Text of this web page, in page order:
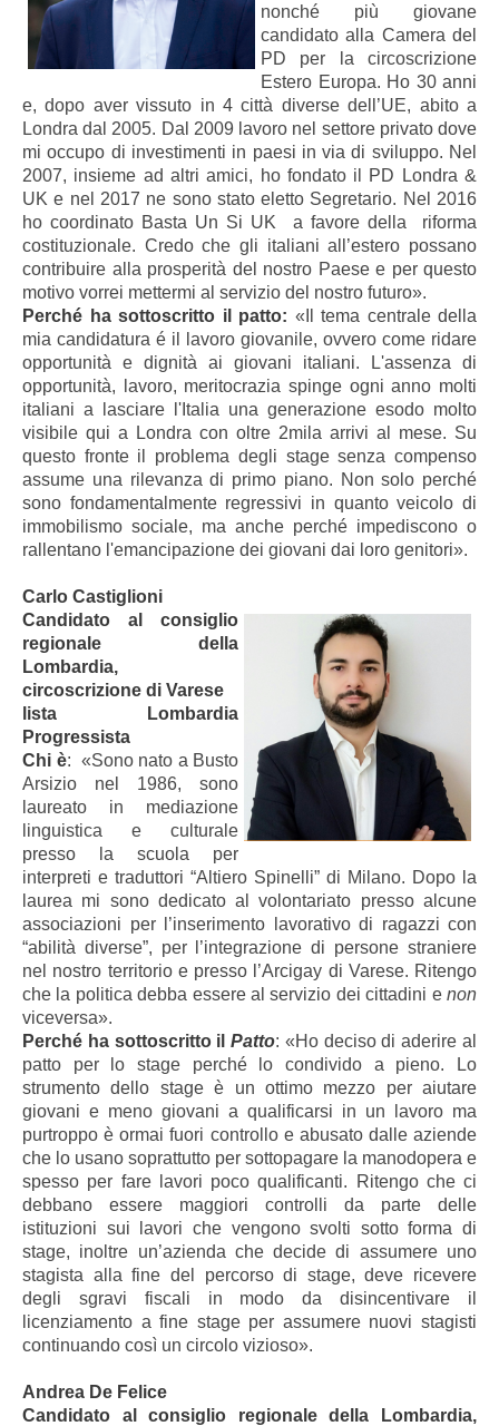
nonché più giovane
candidato alla Camera del
PD per la circoscrizione
Estero Europa. Ho 30 anni
e, dopo aver vissuto in 4 città diverse dell’UE, abito a
Londra dal 2005. Dal 2009 lavoro nel settore privato dove
mi occupo di investimenti in paesi in via di sviluppo. Nel
2007, insieme ad altri amici, ho fondato il PD Londra &
UK e nel 2017 ne sono stato eletto Segretario. Nel 2016
ho coordinato Basta Un Si UK a favore della riforma
costituzionale. Credo che gli italiani all’estero possano
contribuire alla prosperità del nostro Paese e per questo
motivo vorrei mettermi al servizio del nostro futuro».
Perché ha sottoscritto il patto: «Il tema centrale della
mia candidatura é il lavoro giovanile, ovvero come ridare
opportunità e dignità ai giovani italiani. L'assenza di
opportunità, lavoro, meritocrazia spinge ogni anno molti
italiani a lasciare l'Italia una generazione esodo molto
visibile qui a Londra con oltre 2mila arrivi al mese. Su
questo fronte il problema degli stage senza compenso
assume una rilevanza di primo piano. Non solo perché
sono fondamentalmente regressivi in quanto veicolo di
immobilismo sociale, ma anche perché impediscono o
rallentano l'emancipazione dei giovani dai loro genitori».
Carlo Castiglioni
Candidato al consiglio
regionale della
Lombardia,
circoscrizione di Varese
lista Lombardia
Progressista
Chi è: «Sono nato a Busto
Arsizio nel 1986, sono
laureato in mediazione
linguistica e culturale
presso la scuola per
interpreti e traduttori “Altiero Spinelli” di Milano. Dopo la
laurea mi sono dedicato al volontariato presso alcune
associazioni per l’inserimento lavorativo di ragazzi con
“abilità diverse”, per l’integrazione di persone straniere
nel nostro territorio e presso l’Arcigay di Varese. Ritengo
che la politica debba essere al servizio dei cittadini e non
viceversa».
Perché ha sottoscritto ilPatto: «Ho deciso di aderire al
patto per lo stage perché lo condivido a pieno. Lo
strumento dello stage è un ottimo mezzo per aiutare
giovani e meno giovani a qualificarsi in un lavoro ma
purtroppo è ormai fuori controllo e abusato dalle aziende
che lo usano soprattutto per sottopagare la manodopera e
spesso per fare lavori poco qualificanti. Ritengo che ci
debbano essere maggiori controlli da parte delle
istituzioni sui lavori che vengono svolti sotto forma di
stage, inoltre un’azienda che decide di assumere uno
stagista alla fine del percorso di stage, deve ricevere
degli sgravi fiscali in modo da disincentivare il
licenziamento a fine stage per assumere nuovi stagisti
continuando così un circolo vizioso».
Andrea De Felice
Candidato al consiglio regionale della Lombardia,